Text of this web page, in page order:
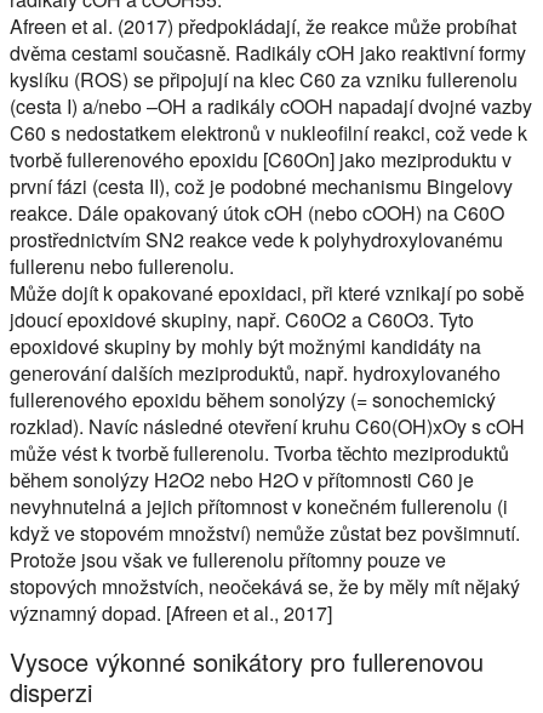
Afreen et al. (2017) předpokládají, že reakce může probíhat
dvěma cestami současně. Radikály cOH jako reaktivní formy
kyslíku (ROS) se připojují na klec C60 za vzniku fullerenolu
(cesta I) a/nebo –OH a radikály cOOH napadají dvojné vazby
C60 s nedostatkem elektronů v nukleofilní reakci, což vede k
tvorbě fullerenového epoxidu [C60On] jako meziproduktu v
první fázi (cesta II), což je podobné mechanismu Bingelovy
reakce. Dále opakovaný útok cOH (nebo cOOH) na C60O
prostřednictvím SN2 reakce vede k polyhydroxylovanému
fullerenu nebo fullerenolu.
Může dojít k opakované epoxidaci, při které vznikají po sobě
jdoucí epoxidové skupiny, např. C60O2 a C60O3. Tyto
epoxidové skupiny by mohly být možnými kandidáty na
generování dalších meziproduktů, např. hydroxylovaného
fullerenového epoxidu během sonolýzy (= sonochemický
rozklad). Navíc následné otevření kruhu C60(OH)xOy s cOH
může vést k tvorbě fullerenolu. Tvorba těchto meziproduktů
během sonolýzy H2O2 nebo H2O v přítomnosti C60 je
nevyhnutelná a jejich přítomnost v konečném fullerenolu (i
když ve stopovém množství) nemůže zůstat bez povšimnutí.
Protože jsou však ve fullerenolu přítomny pouze ve
stopových množstvích, neočekává se, že by měly mít nějaký
významný dopad. [Afreen et al., 2017]
Vysoce výkonné sonikátory pro fullerenovou
disperzi